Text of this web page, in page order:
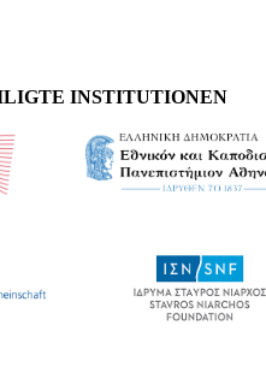
INSTITUTIONEN